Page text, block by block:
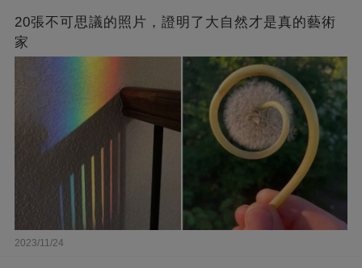
20張不可思議的照片，證明了大自然才是真的藝術
家
2023/11/24